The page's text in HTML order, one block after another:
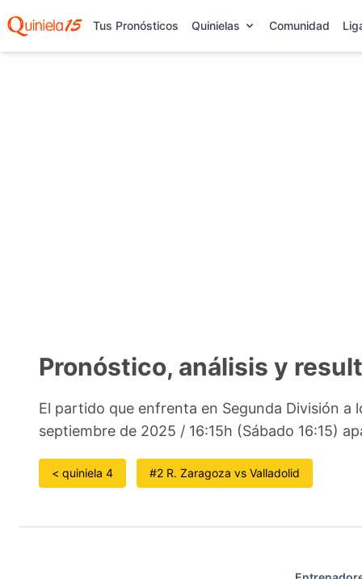
Tus Pronósticos Quinielas Comunidad
Pronóstico, análisis y
El partido que enfrenta en Segunda División a
septiembre de 2025 / 16:15h (Sábado 16:15)
< quiniela 4 #2 R. Zaragoza vs Valladolid